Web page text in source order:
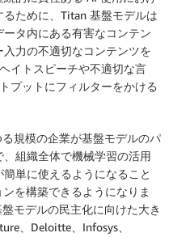
ために、Titan 基盤モデルは
タ内にある有害なコンテン
力の不適切なコンテンツを
イトスピーチや不適切な言
プットにフィルターをかける
規模の企業が基盤モデルのパ
組織全体で機械学習の活用
単に使えるようになること
を構築できるようになりま
モデルの民主化に向けた大き
、Deloitte、Infosys、